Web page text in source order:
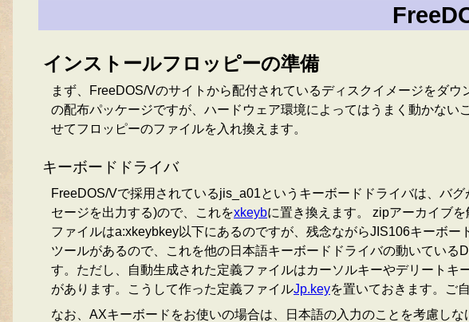
インストールフロッピーの準備
まず、FreeDOS/Vのサイトから配付されているディスクイメージをダ
の配布パッケージですが、ハードウェア環境によってはうまく動かな
せてフロッピーのファイルを入れ換えます。
キーボードドライバ
FreeDOS/Vで採用されているjis_a01というキーボードドライバは、バ
セージを出力する)ので、これをxkeybに置き換えます。 zipアーカイブ
ファイルはa:xkeybkey以下にあるのですが、残念ながらJIS106キーボ
ツールがあるので、これを他の日本語キーボードドライバの動いてい
す。ただし、自動生成された定義ファイルはカーソルキーやデリート
があります。こうして作った定義ファイルJp.keyを置いておきます。ご
なお、AXキーボードをお使いの場合は、日本語の入力のことを考慮し